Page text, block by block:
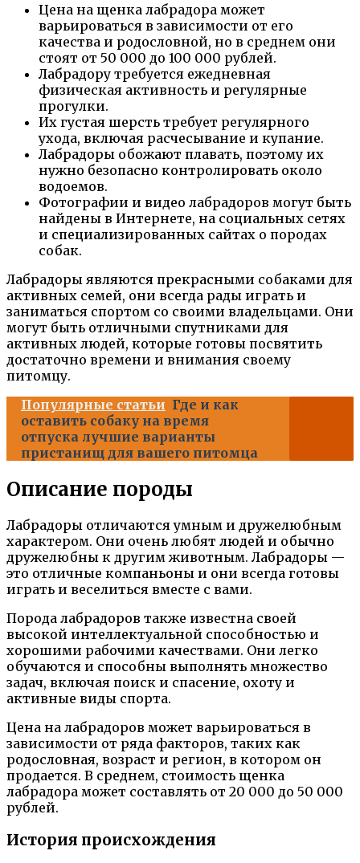
Цена на щенка лабрадора может
варьироваться в зависимости от его
качества и родословной, но в среднем они
стоят от 50 000 до 100 000 рублей.
Лабрадору требуется ежедневная
физическая активность и регулярные
прогулки.
Их густая шерсть требует регулярного
ухода, включая расчесывание и купание.
Лабрадоры обожают плавать, поэтому их
нужно безопасно контролировать около
водоемов.
Фотографии и видео лабрадоров могут быть
найдены в Интернете, на социальных сетях
и специализированных сайтах о породах
собак.
Лабрадоры являются прекрасными собаками для
активных семей, они всегда рады играть и
заниматься спортом со своими владельцами. Они
могут быть отличными спутниками для
активных людей, которые готовы посвятить
достаточно времени и внимания своему
питомцу.
Популярные статьи Где и как
оставить собаку на время
отпуска лучшие варианты
пристанищ для вашего питомца
Описание породы
Лабрадоры отличаются умным и дружелюбным
характером. Они очень любят людей и обычно
дружелюбны к другим животным. Лабрадоры —
это отличные компаньоны и они всегда готовы
играть и веселиться вместе с вами.
Порода лабрадоров также известна своей
высокой интеллектуальной способностью и
хорошими рабочими качествами. Они легко
обучаются и способны выполнять множество
задач, включая поиск и спасение, охоту и
активные виды спорта.
Цена на лабрадоров может варьироваться в
зависимости от ряда факторов, таких как
родословная, возраст и регион, в котором он
продается. В среднем, стоимость щенка
лабрадора может составлять от 20 000 до 50 000
рублей.
История происхождения